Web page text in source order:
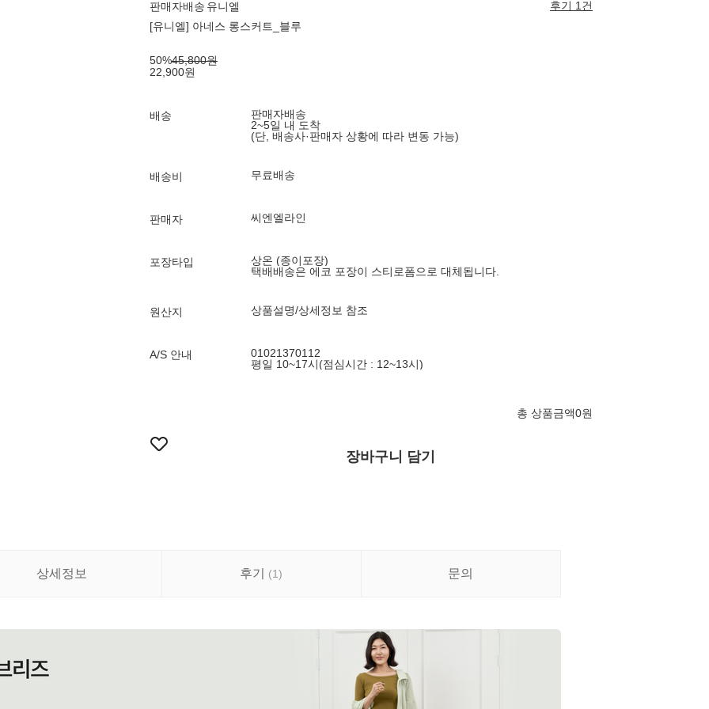
판매자배송 유니엘
후기 1건
[유니엘] 아네스 롱스커트_블루
50%45,800원
22,900원
배송
판매자배송
2~5일 내 도착
(단, 배송사·판매자 상황에 따라 변동 가능)
배송비 무료배송
판매자 씨엔엘라인
포장타입
상온 (종이포장)
택배배송은 에코 포장이 스티로폼으로 대체됩니다.
원산지 상품설명/상세정보 참조
A/S 안내
01021370112
평일 10~17시(점심시간 : 12~13시)
총 상품금액0원
장바구니 담기
상세정보 후기 (1) 문의